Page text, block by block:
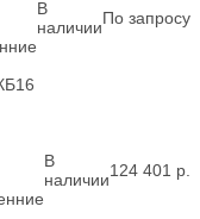
16
В
наличииПо запросу
В
наличии124 401 р.